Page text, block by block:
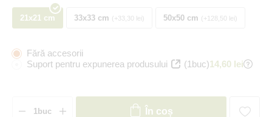
21x21 cm 33x33 cm +33,30 lei 50x50 cm +128,50 lei
Fără accesorii
Suport pentru expunerea produsului
(1buc)14,60 lei
În coș